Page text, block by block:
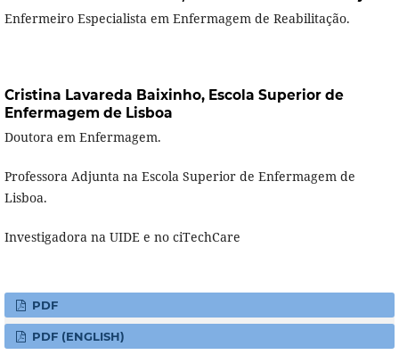
Enfermeiro Especialista em Enfermagem de Reabilitação.
Cristina Lavareda Baixinho, Escola Superior de
Enfermagem de Lisboa
Doutora em Enfermagem.
Professora Adjunta na Escola Superior de Enfermagem de
Lisboa.
Investigadora na UIDE e no ciTechCare
PDF
PDF (ENGLISH)